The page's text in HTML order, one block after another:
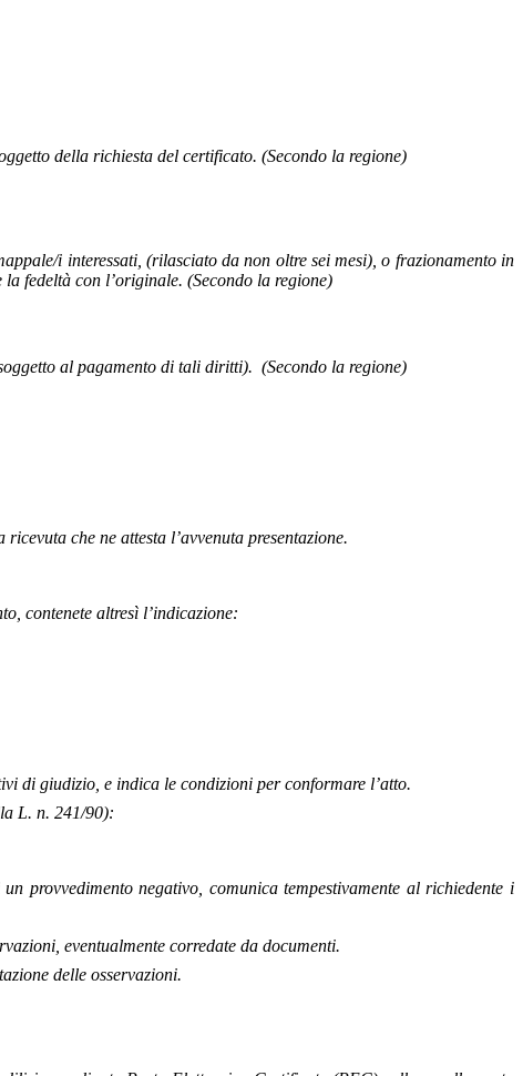
della richiesta del certificato. (Secondo la regione)
i interessati, (rilasciato da non oltre sei mesi), o frazionamento in
fedeltà con l’originale. (Secondo la regione)
al pagamento di tali diritti). (Secondo la regione)
che ne attesta l’avvenuta presentazione.
contenete altresì l’indicazione:
di giudizio, e indica le condizioni per conformare l’atto.
L. n. 241/90):
provvedimento negativo, comunica tempestivamente al richiedente i
eventualmente corredate da documenti.
delle osservazioni.